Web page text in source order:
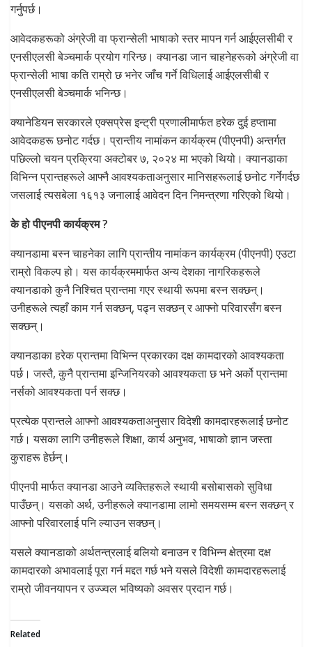
गर्नुपर्छ।
आवेदकहरूको अंग्रेजी वा फ्रान्सेली भाषाको स्तर मापन गर्न आईएलसीबी र
एनसीएलसी बेञ्चमार्क प्रयोग गरिन्छ। क्यानडा जान चाहनेहरूको अंग्रेजी वा
फ्रान्सेली भाषा कति राम्रो छ भनेर जाँच गर्ने विधिलाई आईएलसीबी र
एनसीएलसी बेञ्चमार्क भनिन्छ।
क्यानेडियन सरकारले एक्सप्रेस इन्ट्री प्रणालीमार्फत हरेक दुई हप्तामा
आवेदकहरू छनोट गर्दछ। प्रान्तीय नामांकन कार्यक्रम (पीएनपी) अन्तर्गत
पछिल्लो चयन प्रक्रिया अक्टोबर ७, २०२४ मा भएको थियो। क्यानडाका
विभिन्न प्रान्तहरूले आफ्नै आवश्यकताअनुसार मानिसहरूलाई छनोट गर्नेगर्दछ
जसलाई त्यसबेला १६१३ जनालाई आवेदन दिन निमन्त्रणा गरिएको थियो।
के हो पीएनपी कार्यक्रम ?
क्यानडामा बस्न चाहनेका लागि प्रान्तीय नामांकन कार्यक्रम (पीएनपी) एउटा
राम्रो विकल्प हो। यस कार्यक्रममार्फत अन्य देशका नागरिकहरूले
क्यानडाको कुनै निश्चित प्रान्तमा गएर स्थायी रूपमा बस्न सक्छन्।
उनीहरूले त्यहाँ काम गर्न सक्छन्, पढ्न सक्छन् र आफ्नो परिवारसँग बस्न
सक्छन्।
क्यानडाका हरेक प्रान्तमा विभिन्न प्रकारका दक्ष कामदारको आवश्यकता
पर्छ। जस्तै, कुनै प्रान्तमा इन्जिनियरको आवश्यकता छ भने अर्को प्रान्तमा
नर्सको आवश्यकता पर्न सक्छ।
प्रत्येक प्रान्तले आफ्नो आवश्यकताअनुसार विदेशी कामदारहरूलाई छनोट
गर्छ। यसका लागि उनीहरूले शिक्षा, कार्य अनुभव, भाषाको ज्ञान जस्ता
कुराहरू हेर्छन्।
पीएनपी मार्फत क्यानडा आउने व्यक्तिहरूले स्थायी बसोबासको सुविधा
पाउँछन्। यसको अर्थ, उनीहरूले क्यानडामा लामो समयसम्म बस्न सक्छन् र
आफ्नो परिवारलाई पनि ल्याउन सक्छन्।
यसले क्यानडाको अर्थतन्त्रलाई बलियो बनाउन र विभिन्न क्षेत्रमा दक्ष
कामदारको अभावलाई पूरा गर्न मद्दत गर्छ भने यसले विदेशी कामदारहरूलाई
राम्रो जीवनयापन र उज्ज्वल भविष्यको अवसर प्रदान गर्छ।
Related